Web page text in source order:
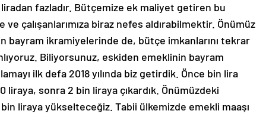
fazladır. Bütçemize ek maliyet getiren bu
çalışanlarımıza biraz nefes aldırabilmektir. Önümüz
bayram ikramiyelerinde de, bütçe imkanlarını tekrar
Biliyorsunuz, eskiden emeklinin bayram
ilk defa 2018 yılında biz getirdik. Önce bin lira
sonra 2 bin liraya çıkardık. Önümüzdeki
liraya yükselteceğiz. Tabii ülkemizde emekli maaşı